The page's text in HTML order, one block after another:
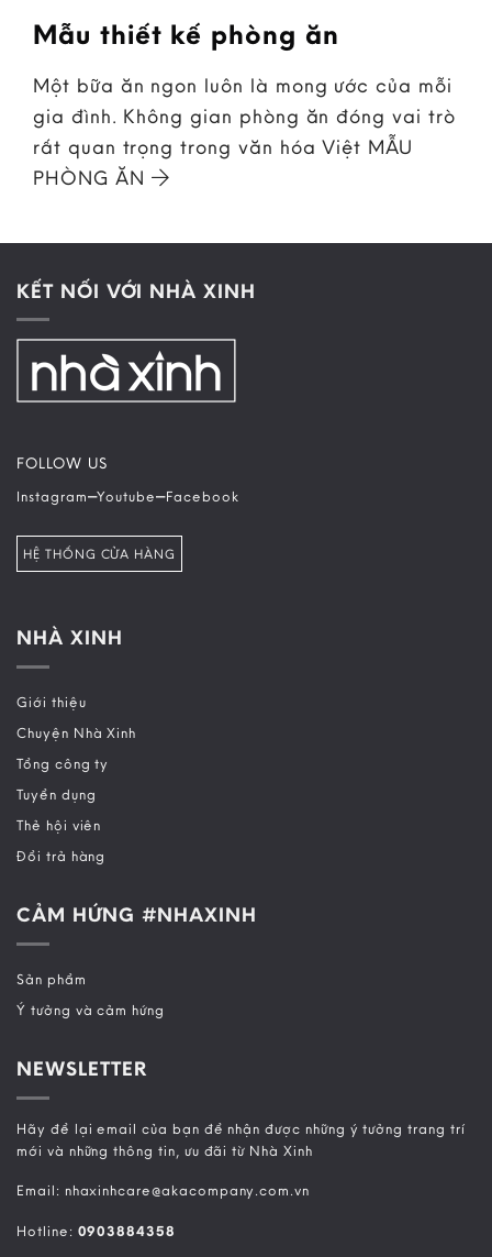
Mẫu thiết kế phòng ăn
Một bữa ăn ngon luôn là mong ước của mỗi
gia đình. Không gian phòng ăn đóng vai trò
rất quan trọng trong văn hóa Việt MẪU
PHÒNG ĂN
KẾT NỐI VỚI NHÀ XINH
FOLLOW US
Instagram–Youtube–Facebook
HỆ THỐNG CỬA HÀNG
NHÀ XINH
Giới thiệu
Chuyện Nhà Xinh
Tổng công ty
Tuyển dụng
Thẻ hội viên
Đổi trả hàng
CẢM HỨNG #NHAXINH
Sản phẩm
Ý tưởng và cảm hứng
NEWSLETTER
Hãy để lại email của bạn để nhận được những ý tưởng trang trí
mới và những thông tin, ưu đãi từ Nhà Xinh
Email: nhaxinhcare@akacompany.com.vn
Hotline: 0903884358